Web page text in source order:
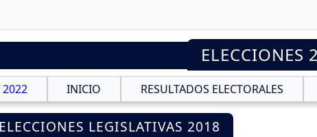
ELECCIONES
2022 INICIO RESULTADOS ELECTORALES
LEGISLATIVAS 2018